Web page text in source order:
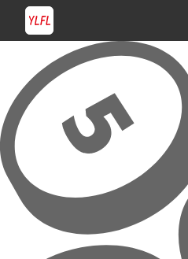
Overslaan naar hoofdinhoud